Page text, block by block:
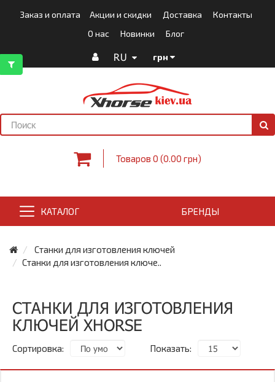
Заказ и оплата Акции и скидки Доставка
Контакты
О нас
Новинки Блог
RU грн
Товаров 0 (0.00 грн)
КАТАЛОГ БРЕНДЫ
Станки для изготовления ключей
Станки для изготовления ключе..
СТАНКИ ДЛЯ ИЗГОТОВЛЕНИЯ
КЛЮЧЕЙ XHORSE
Сортировка: Показать: